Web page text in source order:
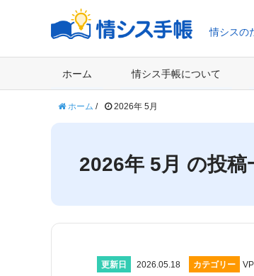
情シスの
ホーム 情シス手帳について
ホーム / 2026年 5月
2026年 5月 の投稿
更新日 2026.05.18 カテゴリー